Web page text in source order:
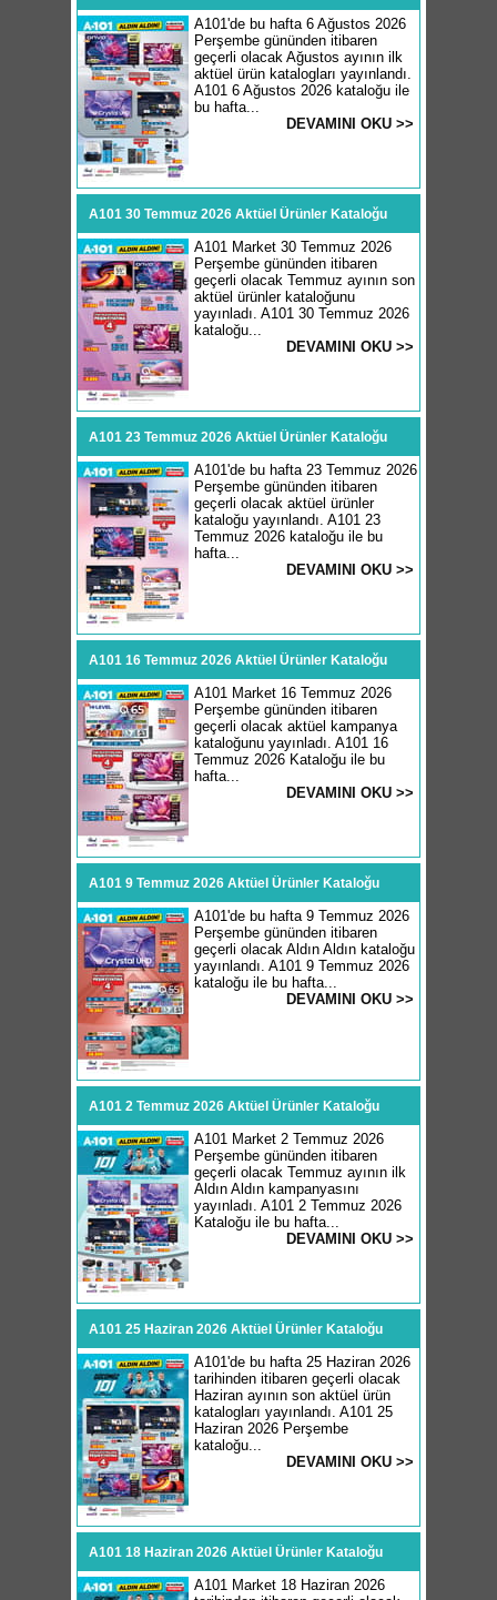
A101'de bu hafta 6 Ağustos 2026
Perşembe gününden itibaren
geçerli olacak Ağustos ayının ilk
aktüel ürün katalogları yayınlandı.
A101 6 Ağustos 2026 kataloğu ile
bu hafta...
DEVAMINI OKU >>
A101 30 Temmuz 2026 Aktüel Ürünler Kataloğu
A101 Market 30 Temmuz 2026
Perşembe gününden itibaren
geçerli olacak Temmuz ayının son
aktüel ürünler kataloğunu
yayınladı. A101 30 Temmuz 2026
kataloğu...
DEVAMINI OKU >>
A101 23 Temmuz 2026 Aktüel Ürünler Kataloğu
A101'de bu hafta 23 Temmuz 2026
Perşembe gününden itibaren
geçerli olacak aktüel ürünler
kataloğu yayınlandı. A101 23
Temmuz 2026 kataloğu ile bu
hafta...
DEVAMINI OKU >>
A101 16 Temmuz 2026 Aktüel Ürünler Kataloğu
A101 Market 16 Temmuz 2026
Perşembe gününden itibaren
geçerli olacak aktüel kampanya
kataloğunu yayınladı. A101 16
Temmuz 2026 Kataloğu ile bu
hafta...
DEVAMINI OKU >>
A101 9 Temmuz 2026 Aktüel Ürünler Kataloğu
A101'de bu hafta 9 Temmuz 2026
Perşembe gününden itibaren
geçerli olacak Aldın Aldın kataloğu
yayınlandı. A101 9 Temmuz 2026
kataloğu ile bu hafta...
DEVAMINI OKU >>
A101 2 Temmuz 2026 Aktüel Ürünler Kataloğu
A101 Market 2 Temmuz 2026
Perşembe gününden itibaren
geçerli olacak Temmuz ayının ilk
Aldın Aldın kampanyasını
yayınladı. A101 2 Temmuz 2026
Kataloğu ile bu hafta...
DEVAMINI OKU >>
A101 25 Haziran 2026 Aktüel Ürünler Kataloğu
A101'de bu hafta 25 Haziran 2026
tarihinden itibaren geçerli olacak
Haziran ayının son aktüel ürün
katalogları yayınlandı. A101 25
Haziran 2026 Perşembe
kataloğu...
DEVAMINI OKU >>
A101 18 Haziran 2026 Aktüel Ürünler Kataloğu
A101 Market 18 Haziran 2026